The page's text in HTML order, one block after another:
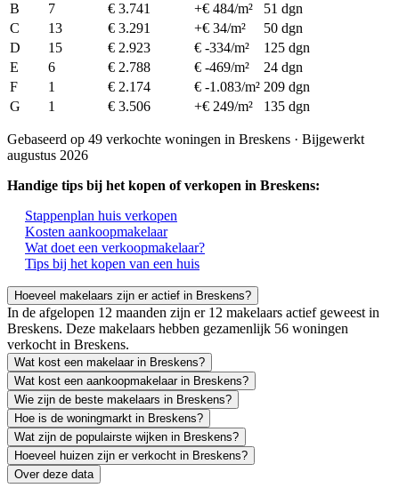
B
7 € 3.741 +€ 484/m²
51 dgn
C
13 € 3.291 +€ 34/m²
50 dgn
D
15 € 2.923 € -334/m²
125 dgn
E
6 € 2.788 € -469/m²
24 dgn
F
1 € 2.174 € -1.083/m² 209 dgn
G
1 € 3.506 +€ 249/m² 135 dgn
Gebaseerd op 49 verkochte woningen in Breskens · Bijgewerkt
augustus 2026
Handige tips bij het kopen of verkopen in Breskens:
Stappenplan huis verkopen
Kosten aankoopmakelaar
Wat doet een verkoopmakelaar?
Tips bij het kopen van een huis
Hoeveel makelaars zijn er actief in Breskens?
In de afgelopen 12 maanden zijn er 12 makelaars actief geweest in
Breskens. Deze makelaars hebben gezamenlijk 56 woningen
verkocht in Breskens.
Wat kost een makelaar in Breskens?
Wat kost een aankoopmakelaar in Breskens?
Wie zijn de beste makelaars in Breskens?
Hoe is de woningmarkt in Breskens?
Wat zijn de populairste wijken in Breskens?
Hoeveel huizen zijn er verkocht in Breskens?
Over deze data